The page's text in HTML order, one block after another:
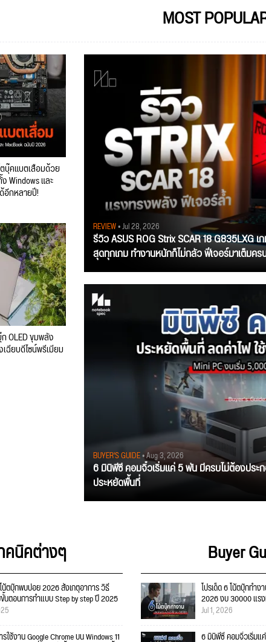
MOST
REVIEW• Jul 28, 2026
รีวิว ASUS ROG Strix SCAR 18 G835LXG
สุดทุกเกม ทำงานหนักก็ไม่กลัว ฟีเจอร์มาเต็มคร
BUYER'S GUIDE• Aug 3, 2026
6 มินิพีซี คอมจิ๋วเริ่มแค่ 5 พัน มีครบไม่ต้องประ
ประหยัดพื้นที่
บุ๊คแบตเสื่อมด้วย
Windows และ
อีกหลายปี!
OLED ขุมพลัง
เฉียบดีไซน์พรีเมียม
คนิคต่างๆ
ตบุ๊กพบบ่อย 2026 สังเกตุอาการ วิธี
นตอนการทำแบบ Step by step ปี 2025
ใช้งาน Google Chrome บน Windows 11
Buyer
โปรเด็ด 6 โน้ตบุ๊กทำง
2026 งบ 30000 แร
Jul 1, 2026
6 มินิพีซี คอมจิ๋วเริ่มแ